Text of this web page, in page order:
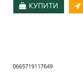
КУПИТИ
0665719117649